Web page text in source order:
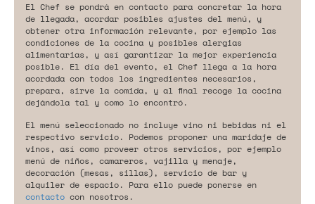
El Chef se pondrá en contacto para concretar la hora
de llegada, acordar posibles ajustes del menú, y
obtener otra información relevante, por ejemplo las
condiciones de la cocina y posibles alergias
alimentarias, y así garantizar la mejor experiencia
posible. El día del evento, el Chef llega a la hora
acordada con todos los ingredientes necesarios,
prepara, sirve la comida, y al final recoge la cocina
dejándola tal y como lo encontró.
El menú seleccionado no incluye vino ni bebidas ni el
respectivo servicio. Podemos proponer una maridaje de
vinos, así como proveer otros servicios, por ejemplo
menú de niños, camareros, vajilla y menaje,
decoración (mesas, sillas), servicio de bar y
alquiler de espacio. Para ello puede ponerse en
contacto con nosotros.